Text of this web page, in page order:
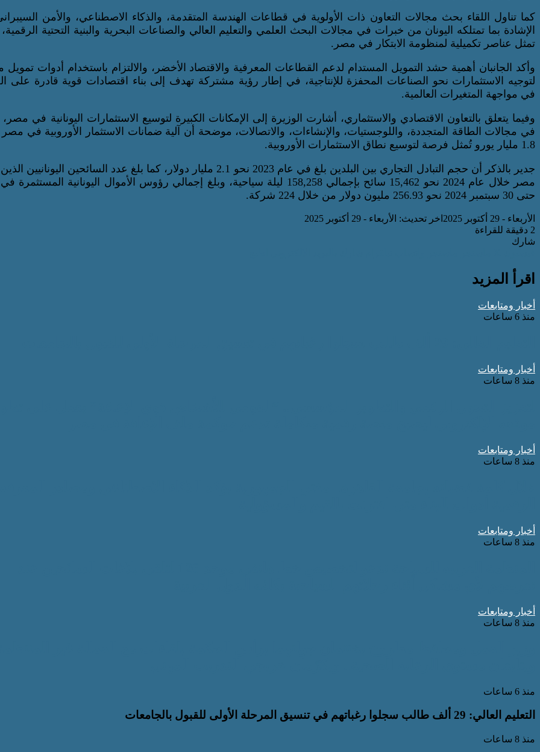
كما تناول اللقاء بحث مجالات التعاون ذات الأولوية في قطاعات الهندسة المتقدمة، والذكاء الاصطناعي، والأمن
الإشادة بما تمتلكه اليونان من خبرات في مجالات البحث العلمي والتعليم العالي والصناعات البحرية والبنية التحتية
تمثل عناصر تكميلية لمنظومة الابتكار في مصر.
وأكد الجانبان أهمية حشد التمويل المستدام لدعم القطاعات المعرفية والاقتصاد الأخضر، والالتزام باستخدام أدوات تمويل
لتوجيه الاستثمارات نحو الصناعات المحفزة للإنتاجية، في إطار رؤية مشتركة تهدف إلى بناء اقتصادات قوية قادرة على
في مواجهة المتغيرات العالمية.
وفيما يتعلق بالتعاون الاقتصادي والاستثماري، أشارت الوزيرة إلى الإمكانات الكبيرة لتوسيع الاستثمارات اليونانية في
في مجالات الطاقة المتجددة، واللوجستيات، والإنشاءات، والاتصالات، موضحة أن آلية ضمانات الاستثمار الأوروبية في مصر
1.8 مليار يورو تُمثل فرصة لتوسيع نطاق الاستثمارات الأوروبية.
جدير بالذكر أن حجم التبادل التجاري بين البلدين بلغ في عام 2023 نحو 2.1 مليار دولار، كما بلغ عدد السائحين
مصر خلال عام 2024 نحو 15,462 سائح بإجمالي 158,258 ليلة سياحية، وبلغ إجمالي رؤوس الأموال اليونانية
حتى 30 سبتمبر 2024 نحو 256.93 مليون دولار من خلال 224 شركة.
الأربعاء - 29 أكتوبر 2025
اخر تحديث: الأربعاء - 29 أكتوبر 2025
2 دقيقة للقراءة
شارك
اقرأ المزيد
أخبار ومتابعات
منذ 6 ساعات
أخبار ومتابعات
منذ 8 ساعات
أخبار ومتابعات
منذ 8 ساعات
أخبار ومتابعات
منذ 8 ساعات
أخبار ومتابعات
منذ 8 ساعات
منذ 6 ساعات
التعليم العالي: 29 ألف طالب سجلوا رغباتهم في تنسيق المرحلة الأولى للقبول بالجامعات
منذ 8 ساعات